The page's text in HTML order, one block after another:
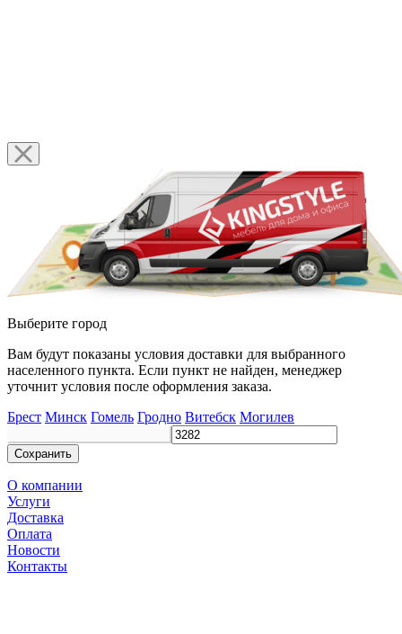
Выберите город
Вам будут показаны условия доставки для выбранного
населенного пункта. Если пункт не найден, менеджер
уточнит условия после оформления заказа.
Брест Минск Гомель Гродно Витебск Могилев
Сохранить
О компании
Услуги
Доставка
Оплата
Новости
Контакты